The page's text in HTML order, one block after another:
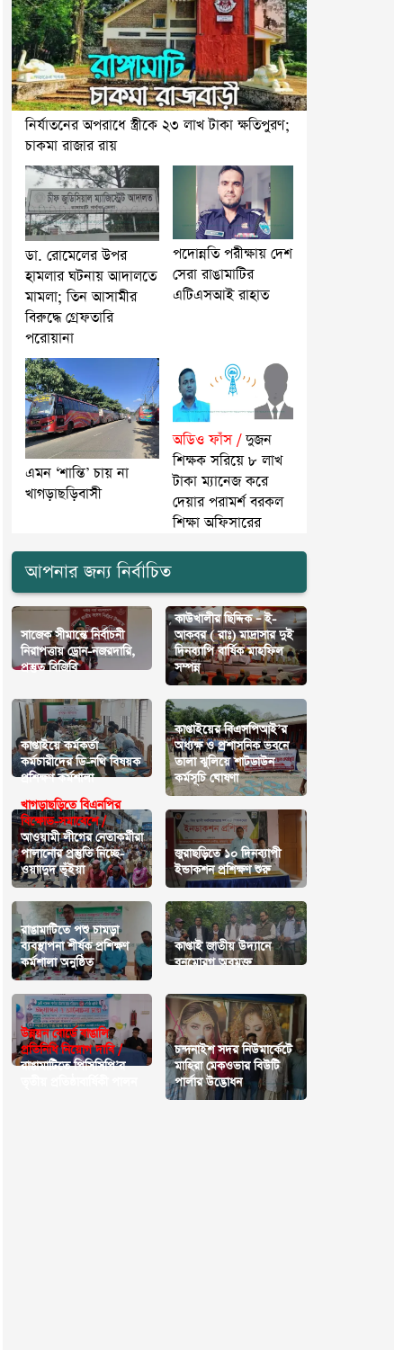
নির্যাতনের অপরাধে স্ত্রীকে ২৩ লাখ টাকা ক্ষতিপুরণ;
চাকমা রাজার রায়
ডা. রোমেলের উপর
হামলার ঘটনায় আদালতে
মামলা; তিন আসামীর
বিরুদ্ধে গ্রেফতারি
পরোয়ানা
পদোন্নতি পরীক্ষায় দেশ
সেরা রাঙামাটির
এটিএসআই রাহাত
এমন ‘শান্তি’ চায় না
খাগড়াছড়িবাসী
অডিও ফাঁস /দুজন
শিক্ষক সরিয়ে ৮ লাখ
টাকা ম্যানেজ করে
দেয়ার পরামর্শ বরকল
শিক্ষা অফিসারের
আপনার জন্য নির্বাচিত
সাজেক সীমান্তে নির্বাচনী
নিরাপত্তায় ড্রোন-নজরদারি,
প্রস্তুত বিজিবি
কাউখালীর ছিদ্দিক – ই-
আকবর ( রাঃ) মাদ্রাসার দুই
দিনব্যাপি বার্ষিক মাহফিল
সম্পন্ন
কাপ্তাইয়ে কর্মকর্তা
কর্মচারীদের ডি-নথি বিষয়ক
প্রশিক্ষণ কর্মশালা
কাপ্তাইয়ের বিএসপিআই’র
অধ্যক্ষ ও প্রশাসনিক ভবনে
তালা ঝুলিয়ে শাটডাউন
কর্মসূচি ঘোষণা
খাগড়াছড়িতে বিএনপির
বিক্ষোভ-সমাবেশে /
আওয়ামী লীগের নেতাকর্মীরা
পালানোর প্রস্তুতি নিচ্ছে-
ওয়াাদুদ ভূঁইয়া
জুরাছড়িতে ১০ দিনব্যাপী
ইন্ডাকশন প্রশিক্ষণ শুরু
রাঙামাটিতে পশু চামড়া
ব্যবস্থাপনা শীর্ষক প্রশিক্ষণ
কর্মশালা অনুষ্ঠিত
কাপ্তাই জাতীয় উদ্যানে
বনমোরগ অবমুক্ত
উন্নয়ন বোর্ডে বাঙালি
প্রতিনিধি নিয়োগ দাবি /
রাঙামাটিতে পিসিসিপি’র
চন্দনাইশ সদর নিউমার্কেটে
মাহিরা মেকওভার বিউটি
পার্লার উদ্ভোধন